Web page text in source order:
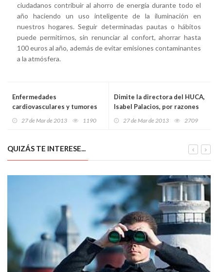
ciudadanos contribuir al ahorro de energía durante todo el
año haciendo un uso inteligente de la iluminación en
nuestros hogares. Seguir determinadas pautas o hábitos
puede permitirnos, sin renunciar al confort, ahorrar hasta
100 euros al año, además de evitar emisiones contaminantes
a la atmósfera.
Enfermedades
cardiovasculares y tumores
27 de Mar de 2013 1190
Dimite la directora del HUCA,
Isabel Palacios, por razones
27 de Mar de 2013 2709
QUIZÁS TE INTERESE...